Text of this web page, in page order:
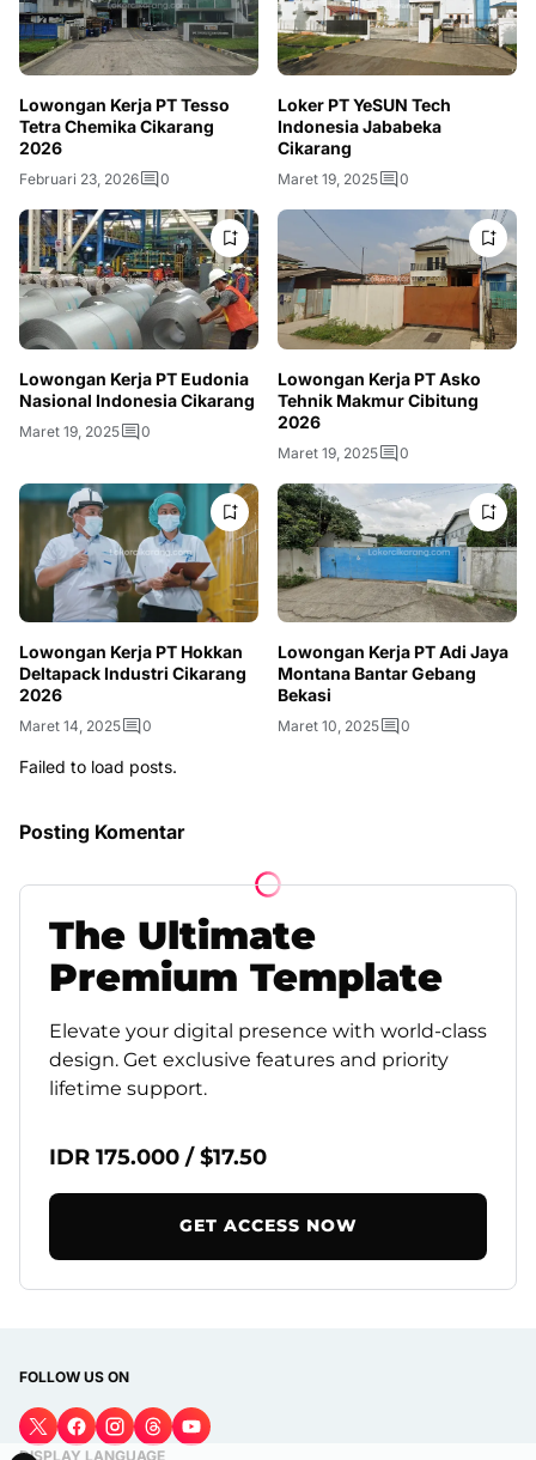
Lowongan Kerja PT Tesso
Tetra Chemika Cikarang
2026
Februari 23, 2026 0
Loker PT YeSUN Tech
Indonesia Jababeka
Cikarang
Maret 19, 2025 0
Lowongan Kerja PT Eudonia
Nasional Indonesia Cikarang
Maret 19, 2025 0
Lowongan Kerja PT Asko
Tehnik Makmur Cibitung
2026
Maret 19, 2025 0
Lowongan Kerja PT Hokkan
Deltapack Industri Cikarang
2026
Maret 14, 2025 0
Lowongan Kerja PT Adi Jaya
Montana Bantar Gebang
Bekasi
Maret 10, 2025 0
Failed to load posts.
Posting Komentar
The Ultimate
Premium Template
Elevate your digital presence with world-class
design. Get exclusive features and priority
lifetime support.
IDR 175.000 / $17.50
GET ACCESS NOW
FOLLOW US ON
DISPLAY LANGUAGE